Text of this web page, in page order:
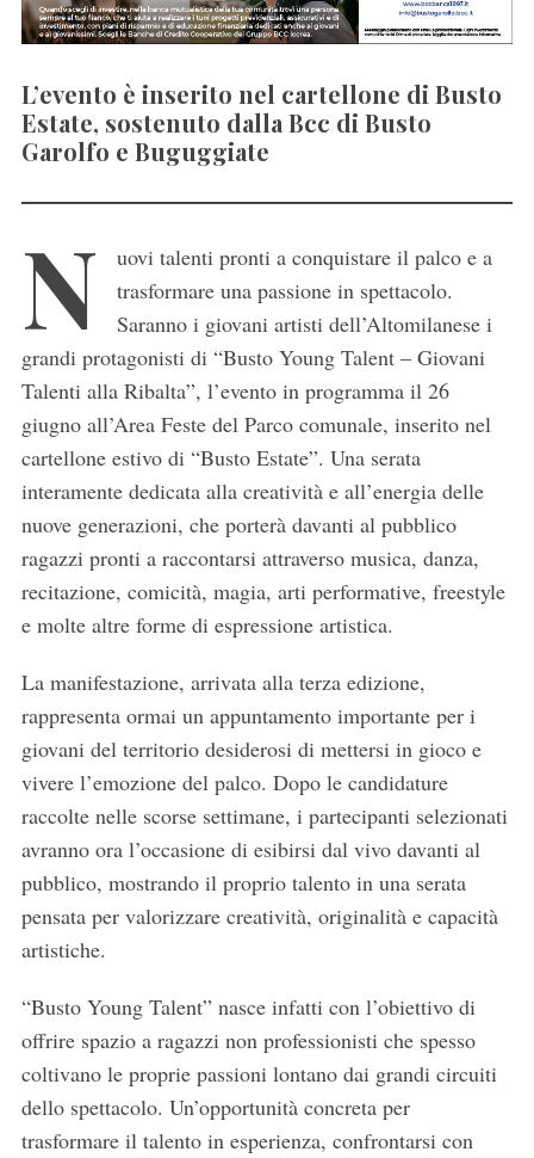
L’evento è inserito nel cartellone di Busto
Estate, sostenuto dalla Bcc di Busto
Garolfo e Buguggiate
N
uovi talenti pronti a conquistare il palco e a
trasformare una passione in spettacolo.
Saranno i giovani artisti dell’Altomilanese i
grandi protagonisti di “Busto Young Talent – Giovani
Talenti alla Ribalta”, l’evento in programma il 26
giugno all’Area Feste del Parco comunale, inserito nel
cartellone estivo di “Busto Estate”. Una serata
interamente dedicata alla creatività e all’energia delle
nuove generazioni, che porterà davanti al pubblico
ragazzi pronti a raccontarsi attraverso musica, danza,
recitazione, comicità, magia, arti performative, freestyle
e molte altre forme di espressione artistica.
La manifestazione, arrivata alla terza edizione,
rappresenta ormai un appuntamento importante per i
giovani del territorio desiderosi di mettersi in gioco e
vivere l’emozione del palco. Dopo le candidature
raccolte nelle scorse settimane, i partecipanti selezionati
avranno ora l’occasione di esibirsi dal vivo davanti al
pubblico, mostrando il proprio talento in una serata
pensata per valorizzare creatività, originalità e capacità
artistiche.
“Busto Young Talent” nasce infatti con l’obiettivo di
offrire spazio a ragazzi non professionisti che spesso
coltivano le proprie passioni lontano dai grandi circuiti
dello spettacolo. Un’opportunità concreta per
trasformare il talento in esperienza, confrontarsi con